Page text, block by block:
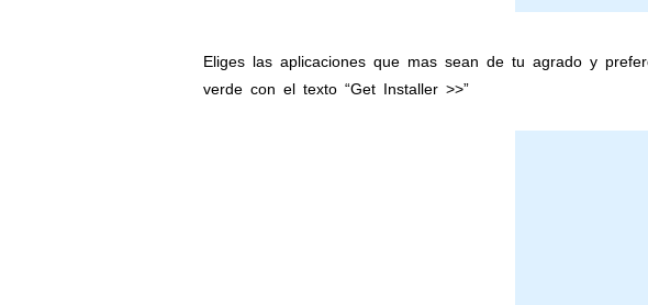
Eliges las aplicaciones que mas sean de tu agrado y
verde con el texto “Get Installer >>”